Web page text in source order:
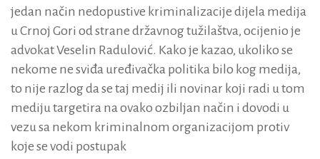
jedan način nedopustive kriminalizacije dijela medija
u Crnoj Gori od strane državnog tužilaštva, ocijenio je
advokat Veselin Radulović. Kako je kazao, ukoliko se
nekome ne sviđa uređivačka politika bilo kog medija,
to nije razlog da se taj medij ili novinar koji radi u tom
mediju targetira na ovako ozbiljan način i dovodi u
vezu sa nekom kriminalnom organizacijom protiv
koje se vodi postupak